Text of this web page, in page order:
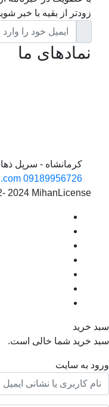
زودتر از بقیه با خبر شوید!
نمادهای ما
کرمانشاه - سرپل ذهاب
09189956726
2024 MihanLicense
خرید
خرید شما خالی است.
به سایت